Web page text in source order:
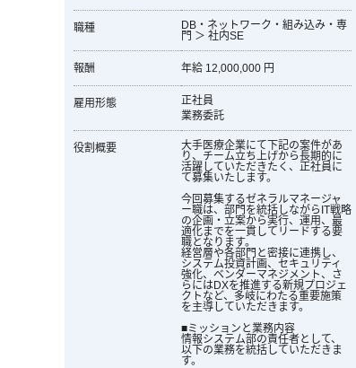
職種
DB・ネットワーク・組み込み・専
門 ＞ 社内SE
報酬 年給 12,000,000 円
雇用形態
正社員
業務委託
役割概要
大手医療企業にて下記の案件があ
り、チーム立ち上げから長期的に
活躍していただきたく、正社員に
て募集いたします。
今回募集するゼネラルマネージャ
ー職は、部門を統括しながらIT戦略
の企画・立案から実行、運用、最
適化までを一貫してリードする要
職となります。
経営層や各部門と密接に連携し、
システム投資計画、セキュリティ
強化、ベンダーマネジメント、さ
らにはDXを推進する新規プロジェ
クトなど、多岐にわたる重要施策
を主導していただきます。
■ミッションと業務内容
情報システム部の責任者として、
以下の業務を統括していただきま
す。